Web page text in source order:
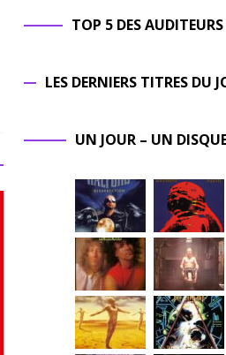
TOP 5 DES
LES DERNIERS TITRES DU
UN JOUR – UN